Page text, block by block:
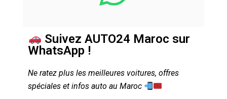
Suivez AUTO24 Maroc sur
WhatsApp !
Ne ratez plus les meilleures voitures, offres
spéciales et infos auto au Maroc